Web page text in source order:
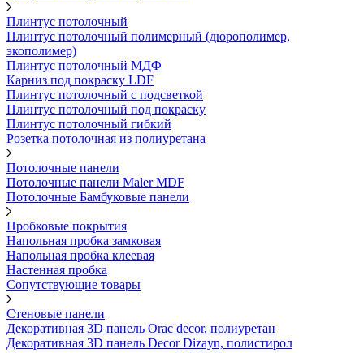
Плинтус потолочный
Плинтус потолочный полимерный (дюрополимер,
экополимер)
Плинтус потолочный МДФ
Карниз под покраску LDF
Плинтус потолочный с подсветкой
Плинтус потолочный под покраску
Плинтус потолочный гибкий
Розетка потолочная из полиуретана
Потолочные панели
Потолочные панели Maler MDF
Потолочные Бамбуковые панели
Пробковые покрытия
Напольная пробка замковая
Напольная пробка клеевая
Настенная пробка
Сопутствующие товары
Стеновые панели
Декоративная 3D панель Orac decor, полиуретан
Декоративная 3D панель Decor Dizayn, полистирол